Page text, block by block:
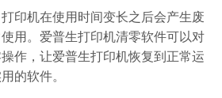
印机在使用时间变长之后会产生废
用。爱普生打印机清零软件可以对
作，让爱普生打印机恢复到正常运
的软件。